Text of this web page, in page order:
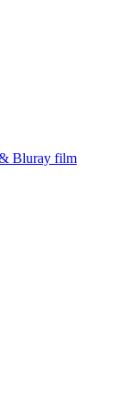
Bluray film